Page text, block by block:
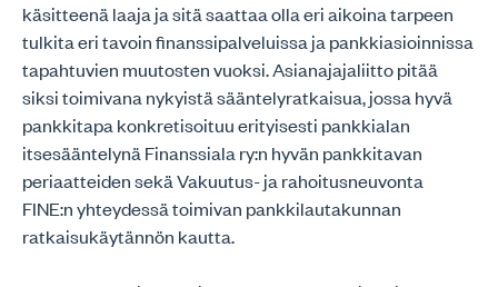
käsitteenä laaja ja sitä saattaa olla eri aikoina tarpeen
tulkita eri tavoin finanssipalveluissa ja pankkiasioinnissa
tapahtuvien muutosten vuoksi. Asianajajaliitto pitää
siksi toimivana nykyistä sääntelyratkaisua, jossa hyvä
pankkitapa konkretisoituu erityisesti pankkialan
itsesääntelynä Finanssiala ry:n hyvän pankkitavan
periaatteiden sekä Vakuutus- ja rahoitusneuvonta
FINE:n yhteydessä toimivan pankkilautakunnan
ratkaisukäytännön kautta.